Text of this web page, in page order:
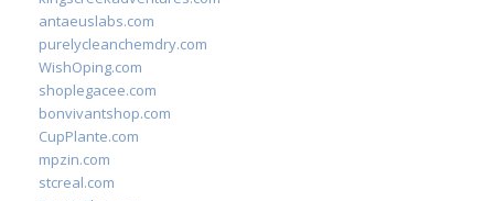
antaeuslabs.com
purelycleanchemdry.com
WishOping.com
shoplegacee.com
bonvivantshop.com
CupPlante.com
mpzin.com
stcreal.com